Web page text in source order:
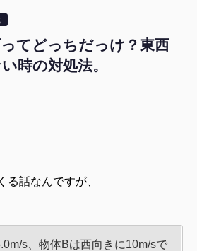
てどっちだっけ？東西
時の対処法。
る話なんですが、
s 、物体Bは西向きに10m/sで